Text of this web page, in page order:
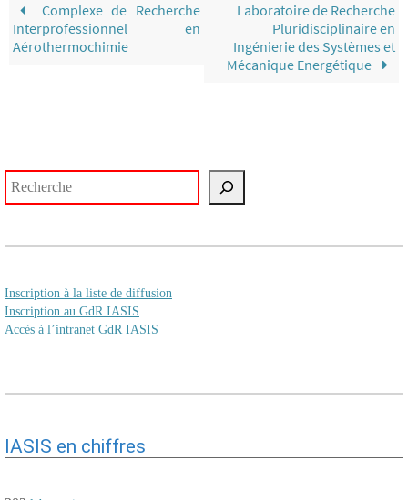
Complexe de Recherche
Interprofessionnel en
Aérothermochimie
Laboratoire de Recherche
Pluridisciplinaire en
Ingénierie des Systèmes et
Mécanique Energétique
Inscription à la liste de diffusion
Inscription au GdR IASIS
Accès à l’intranet GdR IASIS
IASIS en chiffres